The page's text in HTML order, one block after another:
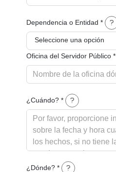
Dependencia o Entidad *
Seleccione una opción
Oficina del Servidor Público *
¿Cuándo? *
¿Dónde? *